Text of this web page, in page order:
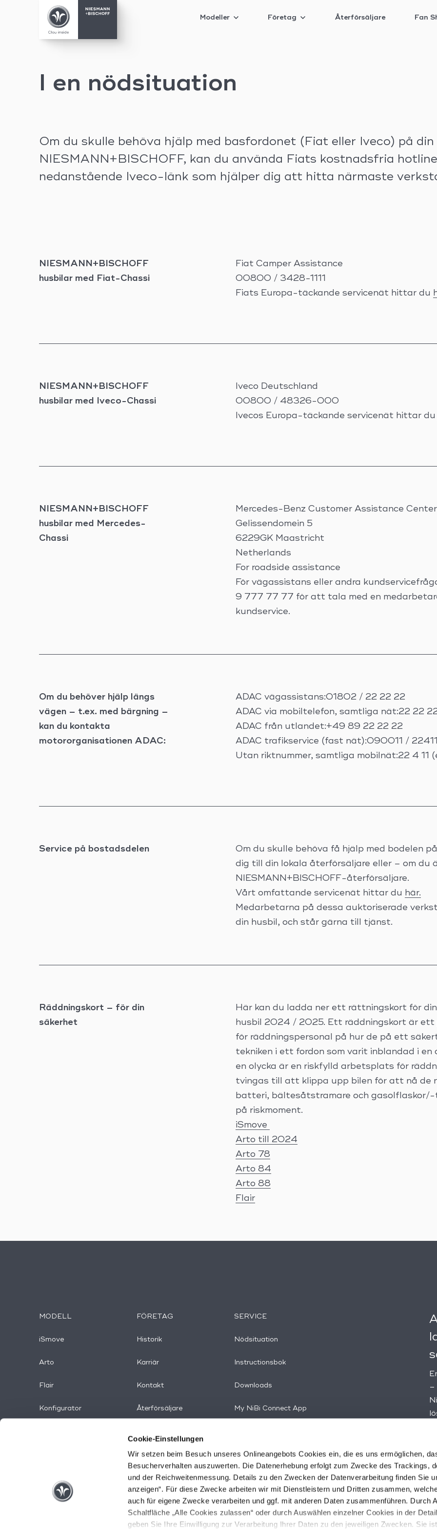
Cookie-Einstellungen
Wir setzen beim Besuch unseres Onlineangebots Cookies ein, die es uns ermöglichen,
Besucherverhalten auszuwerten. Die Datenerhebung erfolgt zum Zwecke des Trackings,
und der Reichweitenmessung. Details zu den Zwecken der Datenverarbeitung finden Sie
anzeigen“. Für diese Zwecke arbeiten wir mit Dienstleistern und Dritten zusammen,
auch für eigene Zwecke verarbeiten und ggf. mit anderen Daten zusammenführen. Durch
Schaltfläche „Alle Cookies zulassen“ oder durch Auswählen einzelner Cookies in der
geben Sie Ihre Einwilligung zur Verarbeitung Ihrer Daten zu den jeweiligen Zwecken. Sie
Modeller Företag Återförsäljare Fan
I en nödsituation
Om du skulle behöva hjälp med basfordonet (Fiat eller Iveco) på
NIESMANN+BISCHOFF, kan du använda Fiats kostnadsfria
nedanstående Iveco-länk som hjälper dig att hitta närmaste
NIESMANN+BISCHOFF
husbilar med Fiat-Chassi
Fiat Camper Assistance
00800 / 3428-1111
Fiats Europa-täckande servicenät hittar du
NIESMANN+BISCHOFF
husbilar med Iveco-Chassi
Iveco Deutschland
00800 / 48326-000
Ivecos Europa-täckande servicenät hittar du
NIESMANN+BISCHOFF
husbilar med Mercedes-
Chassi
Mercedes-Benz Customer Assistance
Gelissendomein 5
6229GK Maastricht
Netherlands
For roadside assistance
För vägassistans eller andra
9 777 77 77 för att tala med en
kundservice.
Om du behöver hjälp längs
vägen – t.ex. med bärgning –
kan du kontakta
motororganisationen ADAC:
ADAC vägassistans:01802 / 22 22 22
ADAC via mobiltelefon, samtliga nät:22 22
ADAC från utlandet:+49 89 22 22 22
ADAC trafikservice (fast nät):090011 / 22411
Utan riktnummer, samtliga mobilnät:22 4 11
Service på bostadsdelen
Om du skulle behöva få hjälp med bodelen
dig till din lokala återförsäljare eller – om du
NIESMANN+BISCHOFF-återförsäljare.
Vårt omfattande servicenät hittar du här.
Medarbetarna på dessa auktoriserade
din husbil, och står gärna till tjänst.
Räddningskort – för din
säkerhet
Här kan du ladda ner ett rättningskort för
husbil 2024 / 2025. Ett räddningskort är ett
för räddningspersonal på hur de på ett
tekniken i ett fordon som varit inblandad i en
en olycka är en riskfylld arbetsplats för
tvingas till att klippa upp bilen för att nå de
batteri, bältesåtstramare och gasolflaskor/-
på riskmoment.
iSmove
Arto till 2024
Arto 78
Arto 84
Arto 88
Flair
MODELL
iSmove
Arto
Flair
Konfigurator
FÖRETAG
Historik
Karriär
Kontakt
Återförsäljare
Fanshop
SERVICE
Nödsituation
Instructionsbok
Downloads
My NiBi Connect App
–